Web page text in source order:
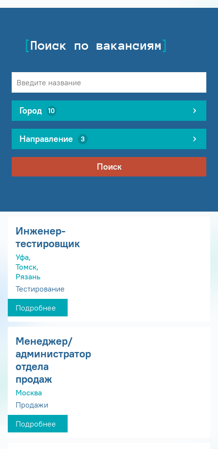
Поиск по вакансиям
Город 10
Направление 3
Поиск
Инженер-
тестировщик
Уфа,
Томск,
Рязань
Тестирование
Подробнее
Менеджер/
администратор
отдела
продаж
Москва
Продажи
Подробнее